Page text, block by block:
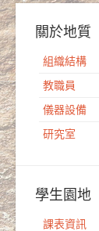
關於地質
組織結構
教職員
儀器設備
研究室
學生園地
課表資訊